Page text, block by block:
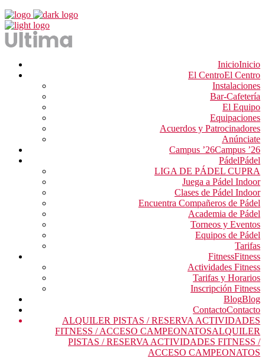
InicioInicio
El CentroEl Centro
Instalaciones
Bar-Cafetería
El Equipo
Equipaciones
Acuerdos y Patrocinadores
Anúnciate
Campus ’26Campus ’26
PádelPádel
LIGA DE PÁDEL CUPRA
Juega a Pádel Indoor
Clases de Pádel Indoor
Encuentra Compañeros de Pádel
Academia de Pádel
Torneos y Eventos
Equipos de Pádel
Tarifas
FitnessFitness
Actividades Fitness
Tarifas y Horarios
Inscripción Fitness
BlogBlog
ContactoContacto
ALQUILER PISTAS / RESERVA ACTIVIDADES
FITNESS / ACCESO CAMPEONATOSALQUILER
PISTAS / RESERVA ACTIVIDADES FITNESS /
ACCESO CAMPEONATOS